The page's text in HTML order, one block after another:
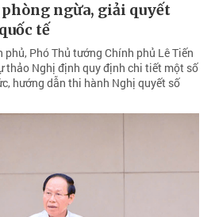
phòng ngừa, giải quyết
tế
Phó Thủ tướng Chính phủ Lê Tiến
thảo Nghị định quy định chi tiết một số
hướng dẫn thi hành Nghị quyết số